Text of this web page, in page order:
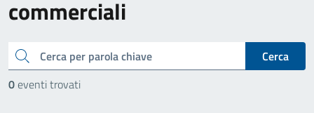
commerciali
cerca
Cerca
0eventi trovati